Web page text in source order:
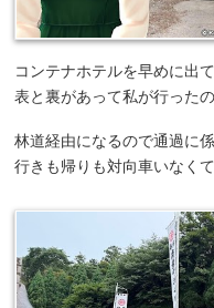
コンテナホテルを早めに出
表と裏があって私が行った
林道経由になるので通過に
行きも帰りも対向車いなく